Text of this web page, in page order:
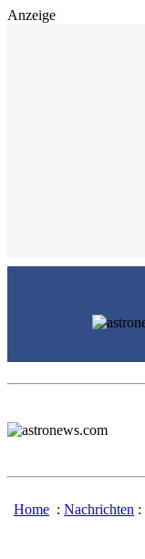
Anzeige
Home : Nachrichten :